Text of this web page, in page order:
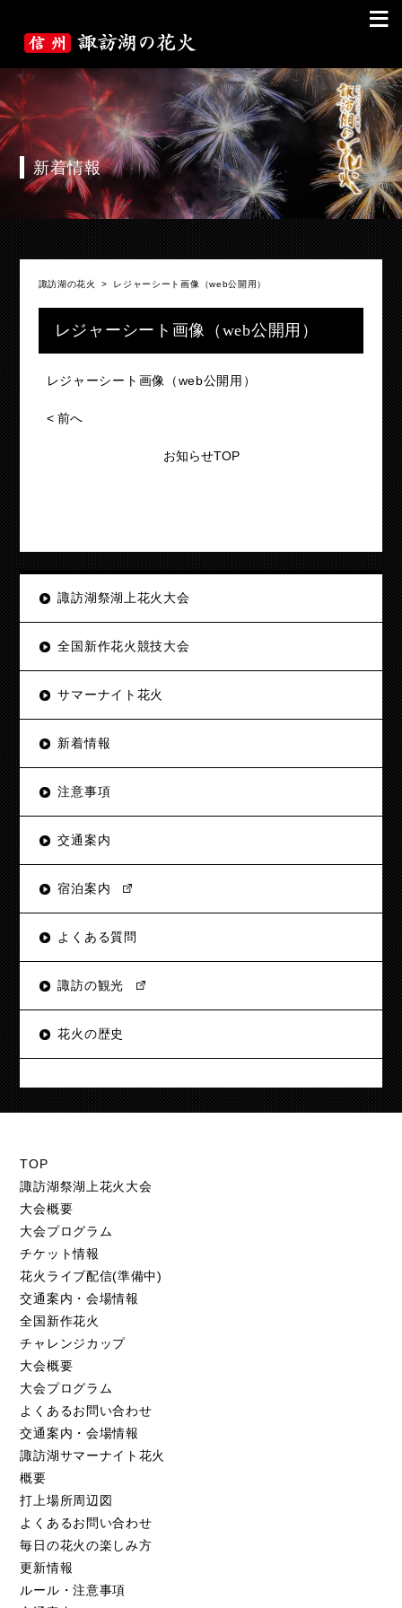
≡
新着情報
諏訪湖の花火 > レジャーシート画像（web公開用）
レジャーシート画像（web公開用）
レジャーシート画像（web公開用）
<前へ
お知らせTOP
諏訪湖祭湖上花火大会
全国新作花火競技大会
サマーナイト花火
新着情報
注意事項
交通案内
宿泊案内
よくある質問
諏訪の観光
花火の歴史
TOP
諏訪湖祭湖上花火大会
大会概要
大会プログラム
チケット情報
花火ライブ配信(準備中)
交通案内・会場情報
全国新作花火
チャレンジカップ
大会概要
大会プログラム
よくあるお問い合わせ
交通案内・会場情報
諏訪湖サマーナイト花火
概要
打上場所周辺図
よくあるお問い合わせ
毎日の花火の楽しみ方
更新情報
ルール・注意事項